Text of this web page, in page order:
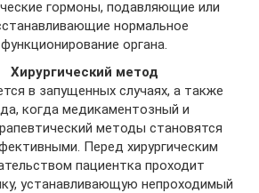
гормоны, подавляющие или
нормальное
функционирование органа.
Хирургический метод
в запущенных случаях, а также
когда медикаментозный и
методы становятся
Перед хирургическим
пациентка проходит
устанавливающую непроходимый